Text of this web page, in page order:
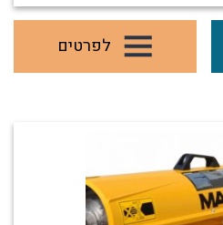
לפרטים